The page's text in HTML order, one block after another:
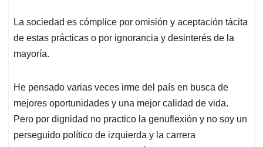
La sociedad es cómplice por omisión y aceptación tácita
de estas prácticas o por ignorancia y desinterés de la
mayoría.
He pensado varias veces irme del país en busca de
mejores oportunidades y una mejor calidad de vida.
Pero por dignidad no practico la genuflexión y no soy un
perseguido político de izquierda y la carrera